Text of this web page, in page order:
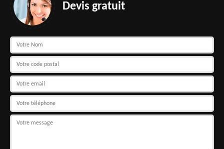
Devis gratuit